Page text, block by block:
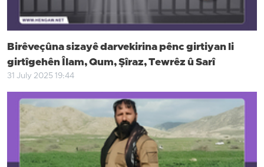
Birêveçûna sizayê darvekirina pênc girtiyan li
girtîgehên Îlam, Qum, Şîraz, Tewrêz û Sarî
31 July 2025 19:44